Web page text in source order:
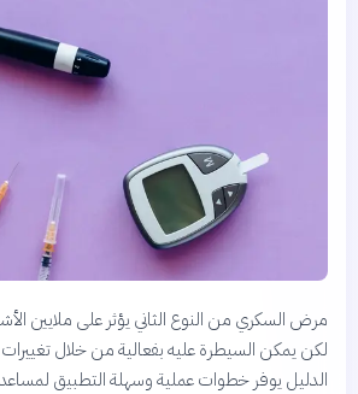
مرض السكري من النوع الثاني يؤثر على ملايين
لكن يمكن السيطرة عليه بفعالية من خلال
الدليل يوفر خطوات عملية وسهلة التطبيق